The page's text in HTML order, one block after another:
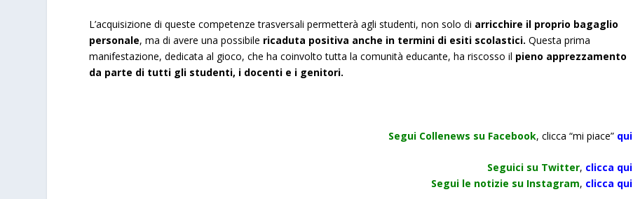
L’acquisizione di queste competenze trasversali permetterà agli studenti, non solo di arricchire il proprio bagaglio
personale, ma di avere una possibile ricaduta positiva anche in termini di esiti scolastici.Questa prima
manifestazione, dedicata al gioco, che ha coinvolto tutta la comunità educante, ha riscosso il pieno apprezzamento
da parte di tutti gli studenti, i docenti e i genitori.
Segui Collenews su Facebook, clicca “mi piace” qui
Seguici su Twitter, clicca qui
Segui le notizie su Instagram, clicca qui